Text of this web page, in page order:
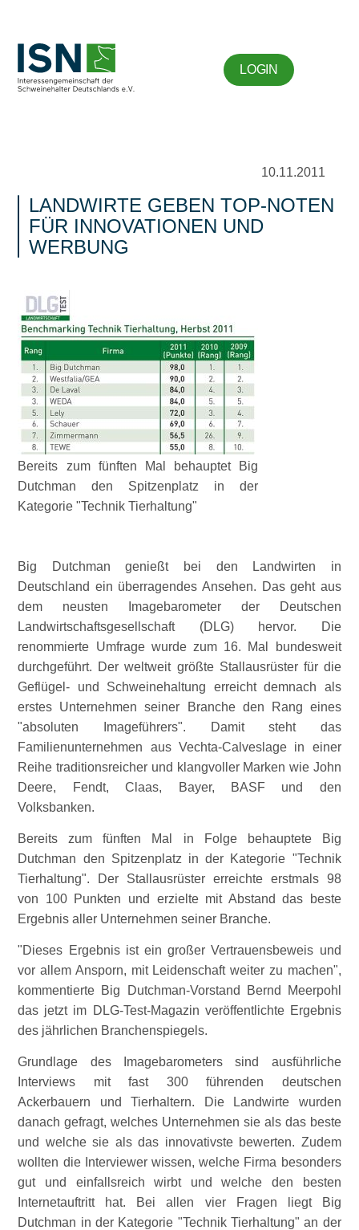
LOGIN
10.11.2011
LANDWIRTE GEBEN TOP-NOTEN
FÜR INNOVATIONEN UND
WERBUNG
Bereits zum fünften Mal behauptet Big
Dutchman den Spitzenplatz in der
Kategorie "Technik Tierhaltung"
Big Dutchman genießt bei den Landwirten in
Deutschland ein überragendes Ansehen. Das geht aus
dem neusten Imagebarometer der Deutschen
Landwirtschaftsgesellschaft (DLG) hervor. Die
renommierte Umfrage wurde zum 16. Mal bundesweit
durchgeführt. Der weltweit größte Stallausrüster für die
Geflügel- und Schweinehaltung erreicht demnach als
erstes Unternehmen seiner Branche den Rang eines
absoluten Imageführers . Damit steht das
Familienunternehmen aus Vechta-Calveslage in einer
Reihe traditionsreicher und klangvoller Marken wie John
Deere, Fendt, Claas, Bayer, BASF und den
Volksbanken.
Bereits zum fünften Mal in Folge behauptete Big
Dutchman den Spitzenplatz in der Kategorie
Technik
Tierhaltung . Der Stallausrüster erreichte erstmals 98
von 100 Punkten und erzielte mit Abstand das beste
Ergebnis aller Unternehmen seiner Branche.
Dieses Ergebnis ist ein großer Vertrauensbeweis und
vor allem Ansporn, mit Leidenschaft weiter zu machen ,
kommentierte Big Dutchman-Vorstand Bernd Meerpohl
das jetzt im DLG-Test-Magazin veröffentlichte Ergebnis
des jährlichen Branchenspiegels.
Grundlage des Imagebarometers sind ausführliche
Interviews mit fast 300 führenden deutschen
Ackerbauern und Tierhaltern. Die Landwirte wurden
danach gefragt, welches Unternehmen sie als das beste
und welche sie als das innovativste bewerten. Zudem
wollten die Interviewer wissen, welche Firma besonders
gut und einfallsreich wirbt und welche den besten
Internetauftritt hat. Bei allen vier Fragen liegt Big
Dutchman in der Kategorie
Technik Tierhaltung
an der